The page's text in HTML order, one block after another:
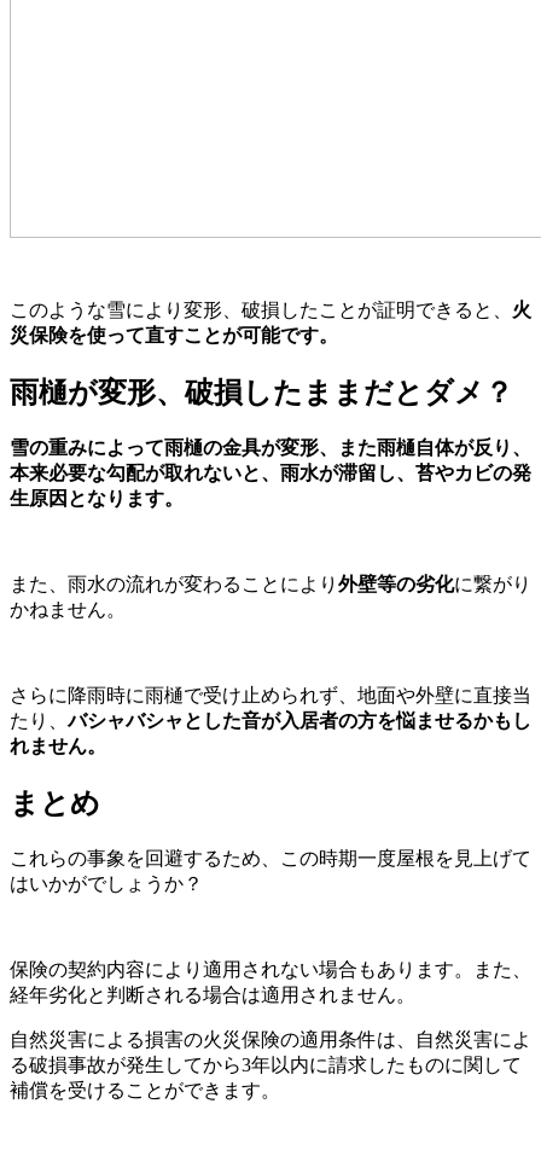
このような雪により変形、破損したことが証明できると、 火
災保険を使って直すことが可能です。
雨樋が変形、破損したままだとダメ？
雪の重みによって雨樋の金具が変形、また雨樋自体が反り、
本来必要な勾配が取れないと、雨水が滞留し、苔やカビの発
生原因となります。
また、雨水の流れが変わることにより 外壁等の劣化に繋がり
かねません。
さらに降雨時に雨樋で受け止められず、地面や外壁に直接当
たり、バシャバシャとした音が入居者の方を悩ませるかもし
れません。
まとめ
これらの事象を回避するため、この時期一度屋根を見上げて
はいかがでしょうか？
保険の契約内容により適用されない場合もあります。また、
経年劣化と判断される場合は適用されません。
自然災害による損害の火災保険の適用条件は、自然災害によ
る破損事故が発生してから3年以内に請求したものに関して
補償を受けることができます。